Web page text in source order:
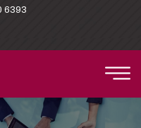
6393